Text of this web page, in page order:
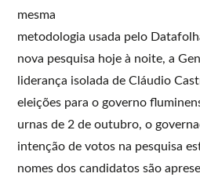
mesma
metodologia usada pelo
nova pesquisa hoje à noite, a
liderança isolada de Cláudio
eleições para o governo
urnas de 2 de outubro, o
intenção de votos na pesquisa
nomes dos candidatos são